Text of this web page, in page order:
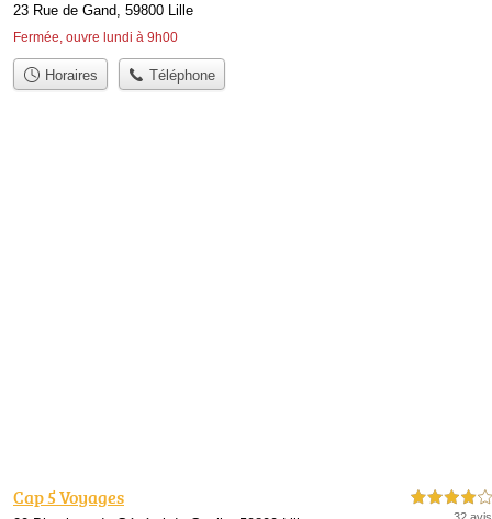
23 Rue de Gand, 59800 Lille
Fermée, ouvre lundi à 9h00
Horaires Téléphone
Cap 5 Voyages 4,0 étoiles sur 5